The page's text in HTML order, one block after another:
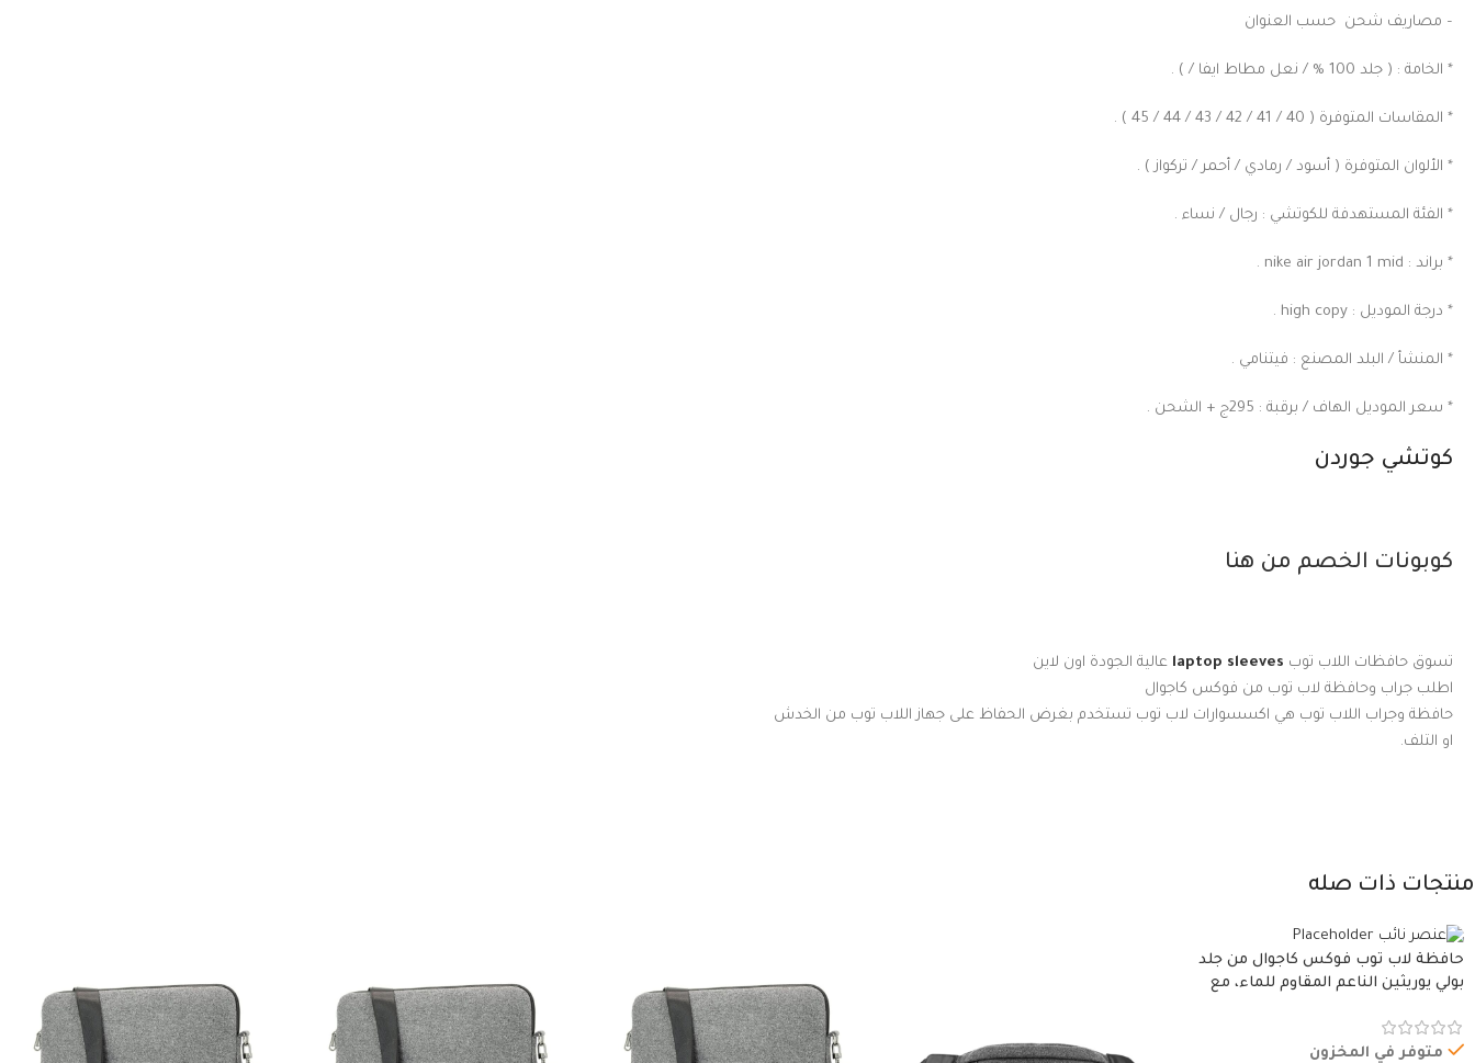
– مصاريف شحن حسب العنوان
* الخامة : ( جلد 100 % / نعل مطاط ايفا / ) .
* المقاسات المتوفرة ( 40 / 41 / 42 / 43 / 44 / 45 ) .
* الألوان المتوفرة ( أسود / رمادي / أحمر / تركواز ) .
* الفئة المستهدفة للكوتشي : رجال / نساء .
* براند : nike air jordan 1 mid .
* درجة الموديل : high copy .
* المنشأ / البلد المصنع : فيتنامي .
* سعر الموديل الهاف / برقبة : 295ج + الشحن .
كوتشي جوردن
كوبونات الخصم من هنا
تسوق حافظات اللاب توب laptop sleeves عالية الجودة اون لاين
اطلب جراب وحافظة لاب توب من فوكس كاجوال
حافظة وجراب اللاب توب هي اكسسوارات لاب توب تستخدم بغرض الحفاظ على جهاز اللاب توب من الخدش
او التلف.
منتجات ذات صله
حافظة لاب توب فوكس كاجوال من جلد
بولي يوريثين الناعم المقاوم للماء، مع
متوفر في المخزون